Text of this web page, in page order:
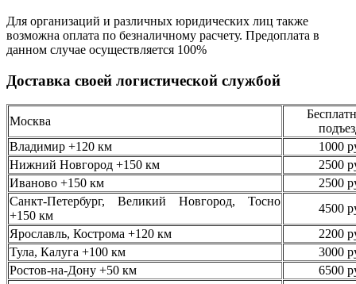
Для организаций и различных юридических лиц также
возможна оплата по безналичному расчету. Предоплата в
данном случае осуществляется 100%
Доставка своей логистической службой
Москва
Владимир +120 км
1000
Нижний Новгород +150 км
2500
Иваново +150 км
2500
Санкт-Петербург, Великий Новгород, Тосно
+150 км
4500
Ярославль, Кострома +120 км
2200
Тула, Калуга +100 км
3000
Ростов-на-Дону +50 км
6500